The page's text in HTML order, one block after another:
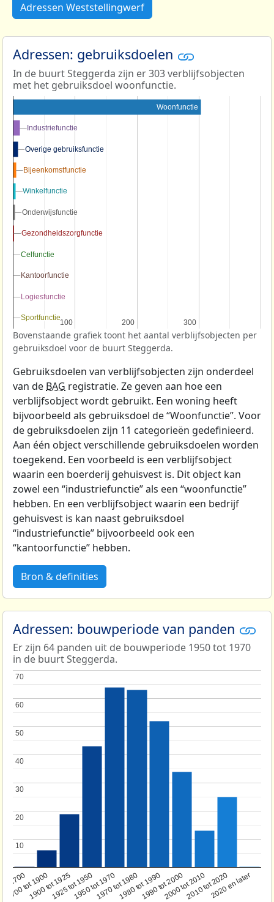
Adressen Weststellingwerf
Adressen: gebruiksdoelen
In de buurt Steggerda zijn er 303 verblijfsobjecten
met het gebruiksdoel woonfunctie.
100
100 200
200 300
300
Woonfunctie
Industriefunctie
Industriefunctie
Overige gebruiksfunctie
Overige gebruiksfunctie
Bijeenkomstfunctie
Bijeenkomstfunctie
Winkelfunctie
Winkelfunctie
Onderwijsfunctie
Onderwijsfunctie
Gezondheidszorgfunctie
Gezondheidszorgfunctie
Celfunctie
Celfunctie
Kantoorfunctie
Kantoorfunctie
Logiesfunctie
Logiesfunctie
Sportfunctie
Sportfunctie
Bovenstaande grafiek toont het aantal verblijfsobjecten per
gebruiksdoel voor de buurt Steggerda.
Gebruiksdoelen van verblijfsobjecten zijn onderdeel
van de BAG registratie. Ze geven aan hoe een
verblijfsobject wordt gebruikt. Een woning heeft
bijvoorbeeld als gebruiksdoel de “Woonfunctie”. Voor
de gebruiksdoelen zijn 11 categorieën gedefinieerd.
Aan één object verschillende gebruiksdoelen worden
toegekend. Een voorbeeld is een verblijfsobject
waarin een boerderij gehuisvest is. Dit object kan
zowel een “industriefunctie” als een “woonfunctie”
hebben. En een verblijfsobject waarin een bedrijf
gehuisvest is kan naast gebruiksdoel
“industriefunctie” bijvoorbeeld ook een
“kantoorfunctie” hebben.
Bron & definities
Adressen: bouwperiode van panden
Er zijn 64 panden uit de bouwperiode 1950 tot 1970
in de buurt Steggerda.
1700
1700 tot 1900
1900 tot 19251925 tot 19501950 tot 19701970 tot 19801980 tot 19901990 tot 20002000 tot 20102010 tot 20202020 en later
10
10
20
20
30
30
40
40
50
50
60
60
70
70